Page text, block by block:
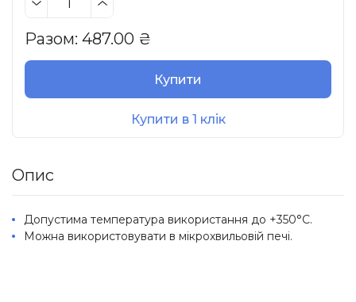
Разом: 487.00 ₴
Купити
Купити в 1 клік
Опис
Допустима температура використання до +350°C.
Можна використовувати в мікрохвильовій печі.